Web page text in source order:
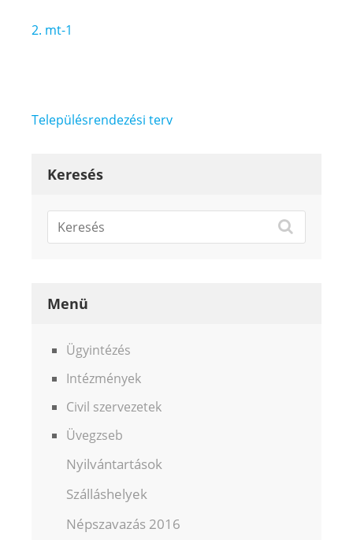
2. mt-1
Bejegyzés
Településrendezési terv
Keresés
Menü
Ügyintézés
Intézmények
Civil szervezetek
Üvegzseb
Nyilvántartások
Szálláshelyek
Népszavazás 2016